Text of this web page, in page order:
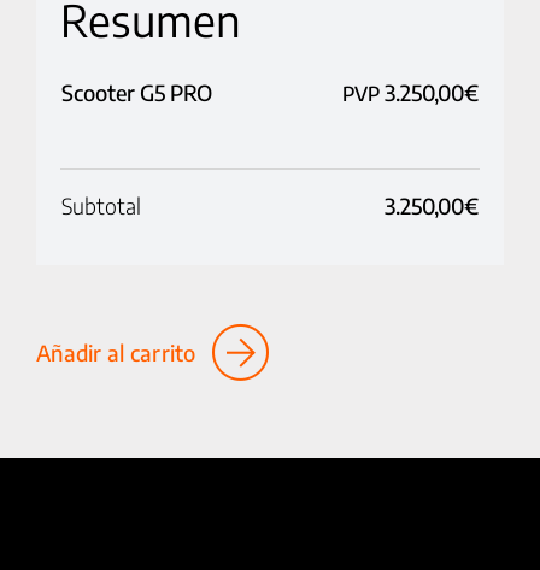
Scooter G5 PRO PVP3.250,00€
Subtotal 3.250,00€
Añadir al carrito